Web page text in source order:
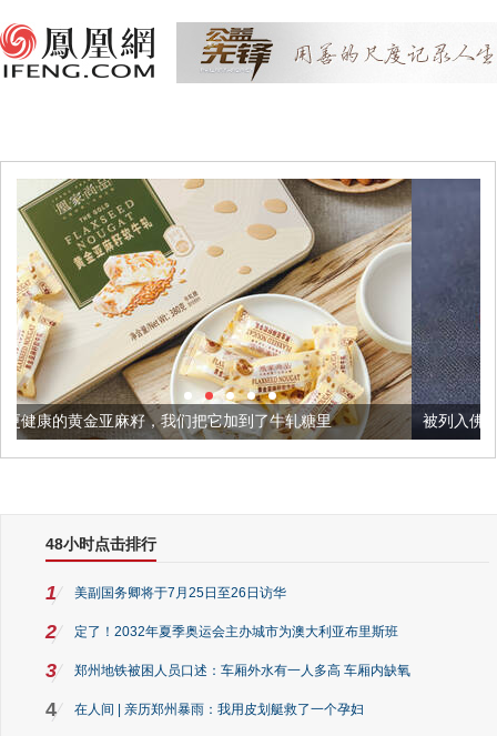
，我们把它加到了牛轧糖里 被列入佛家七宝的它到底有多
48小时点击排行
1 美副国务卿将于7月25日至26日访华
2 定了！2032年夏季奥运会主办城市为澳大利亚布里斯班
3 郑州地铁被困人员口述：车厢外水有一人多高 车厢内缺氧
4 在人间 | 亲历郑州暴雨：我用皮划艇救了一个孕妇